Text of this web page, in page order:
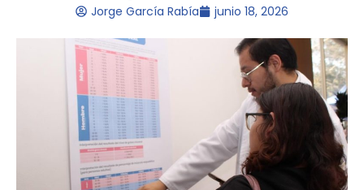
Jorge García Rabía
junio 18, 2026